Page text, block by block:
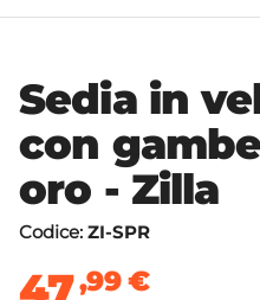
Sedia in
con
oro - Zilla
Codice: ZI-SPR
,99€